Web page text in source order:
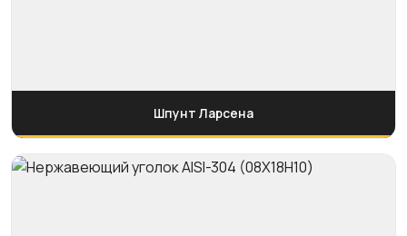
Шпунт Ларсена